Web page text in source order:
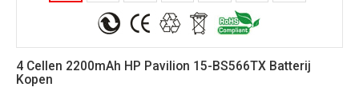
4 Cellen 2200mAh HP Pavilion 15-BS566TX Batterij
Kopen